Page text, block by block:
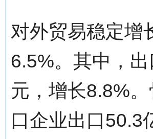
对外贸易稳定增
6.5%。其中，
元，增长8.8%
口企业出口50.3